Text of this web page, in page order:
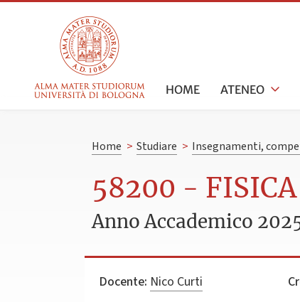
HOME ATENEO
Home > Studiare > Insegnamenti,
58200 -
Anno Accademico
Docente: Nico Curti